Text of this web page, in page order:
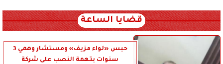
قضايا الساعة
حبس «لواء مزيف» ومستشار وهمي 3
سنوات بتهمة النصب على شركة